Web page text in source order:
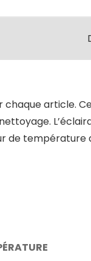
article.
température